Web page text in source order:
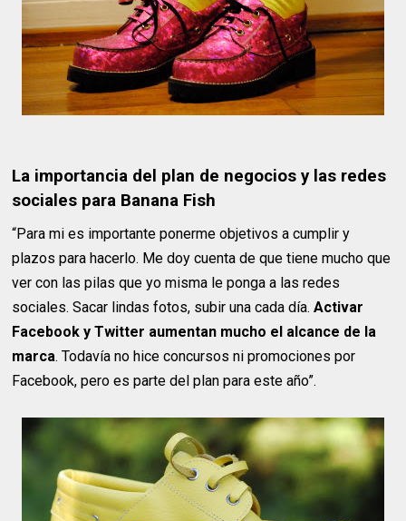
La importancia del plan de negocios y las redes
sociales para Banana Fish
“Para mi es importante ponerme objetivos a cumplir y
plazos para hacerlo. Me doy cuenta de que tiene mucho que
ver con las pilas que yo misma le ponga a las redes
sociales. Sacar lindas fotos, subir una cada día.Activar
Facebook y Twitter aumentan mucho el alcance de la
marca. Todavía no hice concursos ni promociones por
Facebook, pero es parte del plan para este año”.